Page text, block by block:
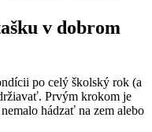
v dobrom
po celý školský rok (a
Prvým krokom je
hádzať na zem alebo